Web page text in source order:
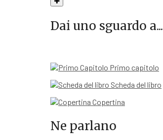
Dai uno sguardo a...
Primo capitolo
Scheda del libro
Copertina
Ne parlano